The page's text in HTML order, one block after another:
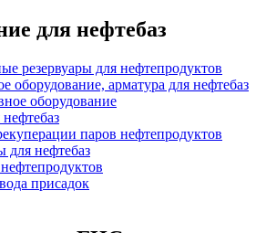
для нефтебаз
резервуары для нефтепродуктов
оборудование, арматура для нефтебаз
оборудование
паров нефтепродуктов
для нефтебаз
присадок